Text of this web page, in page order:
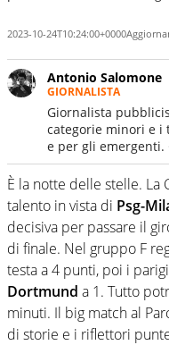
2023-10-24T10:24:00+0000
Antonio Salomone
GIORNALISTA
Giornalista
categorie minori e i
e per gli emergenti.
È la notte delle stelle. La
talento in vista di Psg-
decisiva per passare il
di finale. Nel gruppo F
testa a 4 punti, poi i
Dortmund a 1. Tutto
minuti. Il big match al
di storie e i riflettori